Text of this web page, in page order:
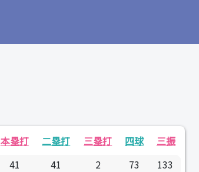
本塁打 二塁打 三塁打 四球
三振
41 41 2 73
133